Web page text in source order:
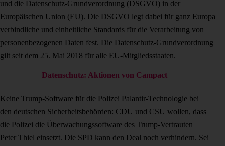
und die Datenschutz-Grundverordnung (DSGVO) in der
Europäischen Union (EU). Die DSGVO legt dabei für ganz Europa
verbindliche und einheitliche Standards für die Verarbeitung von
personenbezogenen Daten fest. Die Datenschutz-Grundverordnung
gilt seit dem 25. Mai 2018 für alle EU-Mitgliedsstaaten.
Datenschutz: Aktionen von Campact
Keine Trump-Software für die Polizei Palantir-Technologie bei
den deutschen Sicherheitsbehörden: CDU und CSU wollen, dass
die Polizei die Überwachungssoftware des Trump-Vertrauten
Peter Thiel einsetzt. Die SPD kann den Deal noch verhindern. Sei